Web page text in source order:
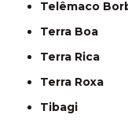
Telêmaco
Terra Boa
Terra Rica
Terra Roxa
Tibagi